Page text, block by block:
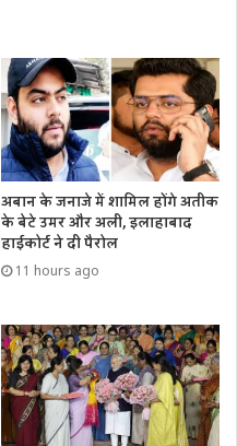
अबान के जनाजे में शामिल होंगे अतीक
के बेटे उमर और अली, इलाहाबाद
हाईकोर्ट ने दी पैरोल
11 hours ago